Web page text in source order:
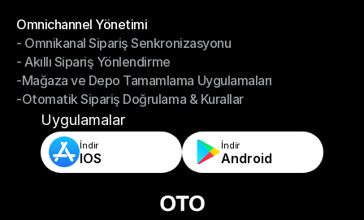
Omnichannel Yönetimi
Omnichannel Yönetimi
- Omnikanal Sipariş Senkronizasyonu
- Omnikanal Sipariş Senkronizasyonu
- Akıllı Sipariş Yönlendirme
- Akıllı Sipariş Yönlendirme
-Mağaza ve Depo Tamamlama Uygulamaları
-Mağaza ve Depo Tamamlama Uygulamaları
-Otomatik Sipariş Doğrulama & Kurallar
-Otomatik Sipariş Doğrulama & Kurallar
Uygulamalar
İndir
IOS
İndir
Android